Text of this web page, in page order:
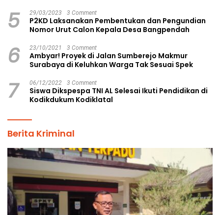
5 29/03/2023 3 Comment
P2KD Laksanakan Pembentukan dan Pengundian
Nomor Urut Calon Kepala Desa Bangpendah
6 23/10/2021 3 Comment
Ambyar! Proyek di Jalan Sumberejo Makmur
Surabaya di Keluhkan Warga Tak Sesuai Spek
7 06/12/2022 3 Comment
Siswa Dikspespa TNI AL Selesai Ikuti Pendidikan di
Kodikdukum Kodiklatal
Berita Kriminal